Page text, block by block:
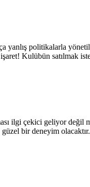
politikalarla
Kulübün satılmak
ilgi çekici geliyor
bir deneyim